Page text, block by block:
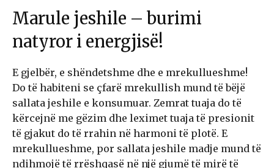
Marule jeshile – burimi
natyror i energjisë!
E gjelbër, e shëndetshme dhe e mrekullueshme!
Do të habiteni se çfarë mrekullish mund të bëjë
sallata jeshile e konsumuar. Zemrat tuaja do të
kërcejnë me gëzim dhe leximet tuaja të presionit
të gjakut do të rrahin në harmoni të plotë. E
mrekullueshme, por sallata jeshile madje mund të
ndihmojë të rrëshqasë në një gjumë të mirë të